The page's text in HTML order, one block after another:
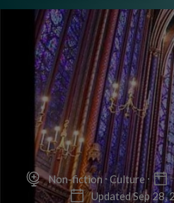
Non-fiction Culture
Updated Sep 28,